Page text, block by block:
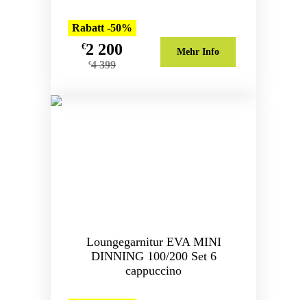
Rabatt -50%
€2 200
€4 399
Mehr Info
Loungegarnitur EVA MINI
DINNING 100/200 Set 6
cappuccino